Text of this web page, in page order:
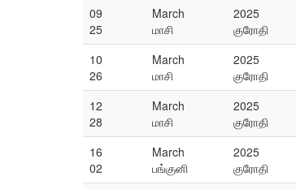
09
25
March
மாசி
2025
குரோதி
10
26
March
மாசி
2025
குரோதி
12
28
March
மாசி
2025
குரோதி
16
02
March
பங்குனி
2025
குரோதி